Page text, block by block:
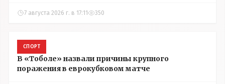
7 августа 2026 г. в 17:11 350
СПОРТ
В «Тоболе» назвали причины крупного
поражения в еврокубковом матче